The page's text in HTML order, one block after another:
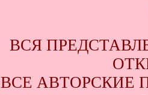
ВСЯ
ВСЕ АВТОРСКИЕ